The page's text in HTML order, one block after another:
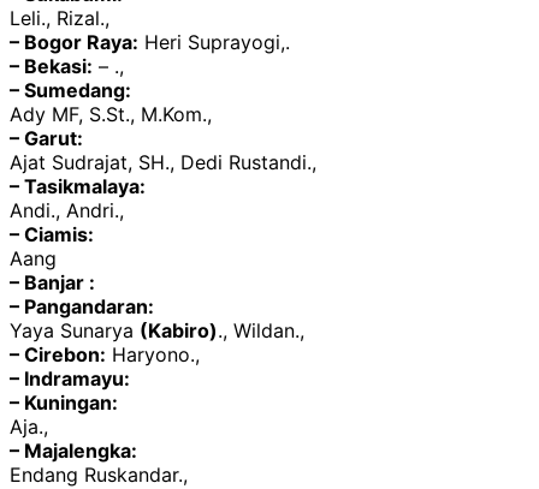
Leli., Rizal.,
– Bogor Raya: Heri Suprayogi,.
– Bekasi: – .,
– Sumedang:
Ady MF, S.St., M.Kom.,
– Garut:
Ajat Sudrajat, SH., Dedi Rustandi.,
– Tasikmalaya:
Andi., Andri.,
– Ciamis:
Aang
– Banjar :
– Pangandaran:
Yaya Sunarya (Kabiro)., Wildan.,
– Cirebon: Haryono.,
– Indramayu:
– Kuningan:
Aja.,
– Majalengka:
Endang Ruskandar.,